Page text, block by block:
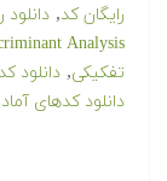
رایگان کد,
Analysis
تفکیکی, دانلود
دانلود کدهای